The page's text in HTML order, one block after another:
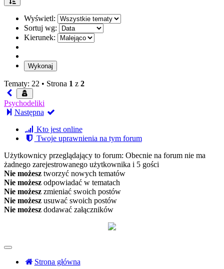
Wyświetl:
Sortuj wg:
Kierunek:
Tematy: 22 • Strona 1 z 2
Psychodeliki
Następna
Kto jest online
Twoje uprawnienia na tym forum
Użytkownicy przeglądający to forum: Obecnie na forum nie ma
żadnego zarejestrowanego użytkownika i 5 gości
Nie możesz tworzyć nowych tematów
Nie możesz odpowiadać w tematach
Nie możesz zmieniać swoich postów
Nie możesz usuwać swoich postów
Nie możesz dodawać załączników
Strona główna